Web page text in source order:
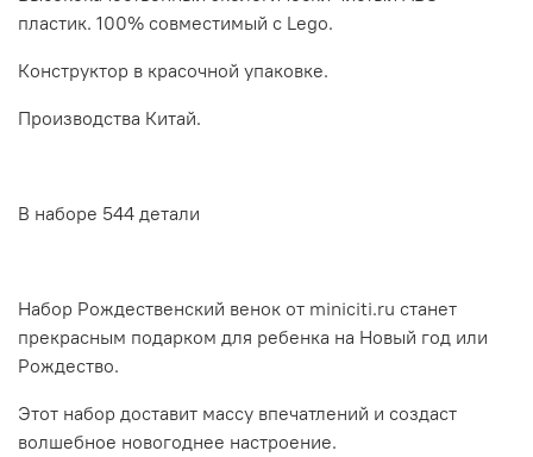
пластик. 100% совместимый с Lego.
Конструктор в красочной упаковке.
Производства Китай.
В наборе 544 детали
Набор Рождественский венок от miniciti.ru станет
прекрасным подарком для ребенка на Новый год или
Рождество.
Этот набор доставит массу впечатлений и создаст
волшебное новогоднее настроение.